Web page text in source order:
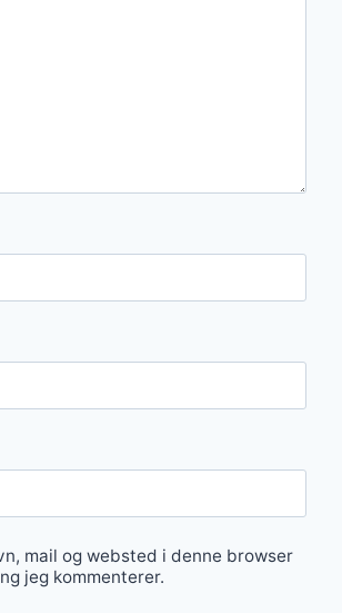
mail og websted i denne browser
jeg kommenterer.